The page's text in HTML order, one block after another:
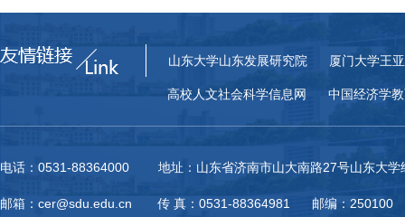
山东大学山东发展研究院 厦门大学王
高校人文社会科学信息网 中国经济学
电话：0531-88364000 地址：山东省济南市山大南路27号山东大学
邮箱：cer@sdu.edu.cn 传 真：0531-88364981 邮编：250100